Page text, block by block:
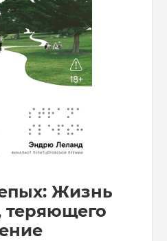
Жизнь
теряющего